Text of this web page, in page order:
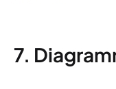
7.